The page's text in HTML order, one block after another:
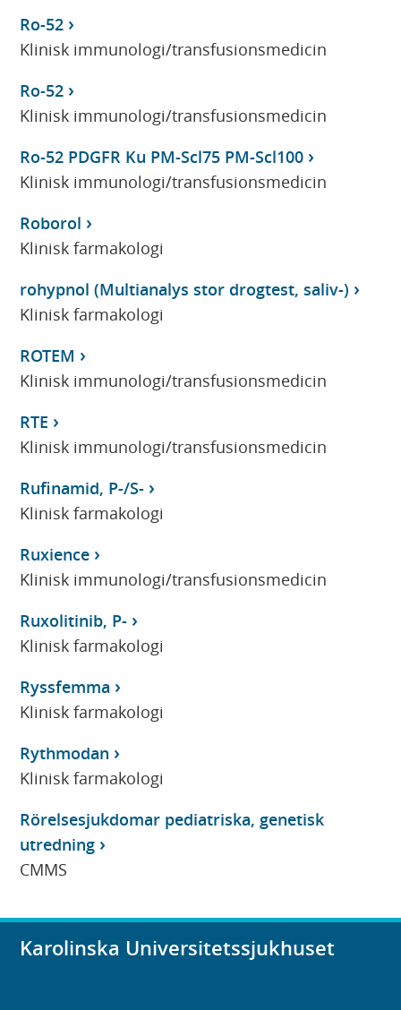
Ro-52
Klinisk immunologi/transfusionsmedicin
Ro-52
Klinisk immunologi/transfusionsmedicin
Ro-52 PDGFR Ku PM-Scl75 PM-Scl100
Klinisk immunologi/transfusionsmedicin
Roborol
Klinisk farmakologi
rohypnol (Multianalys stor drogtest, saliv-)
Klinisk farmakologi
ROTEM
Klinisk immunologi/transfusionsmedicin
RTE
Klinisk immunologi/transfusionsmedicin
Rufinamid, P-/S-
Klinisk farmakologi
Ruxience
Klinisk immunologi/transfusionsmedicin
Ruxolitinib, P-
Klinisk farmakologi
Ryssfemma
Klinisk farmakologi
Rythmodan
Klinisk farmakologi
Rörelsesjukdomar pediatriska, genetisk
utredning
CMMS
Karolinska Universitetssjukhuset